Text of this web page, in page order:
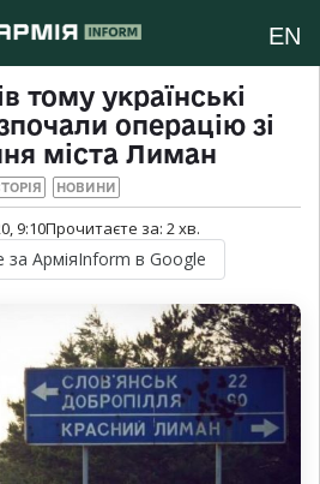
EN
тому українські
операцію зі
міста Лиман
НОВИНИ
9:10Прочитаєте за: 2хв.
за АрміяInform в Google